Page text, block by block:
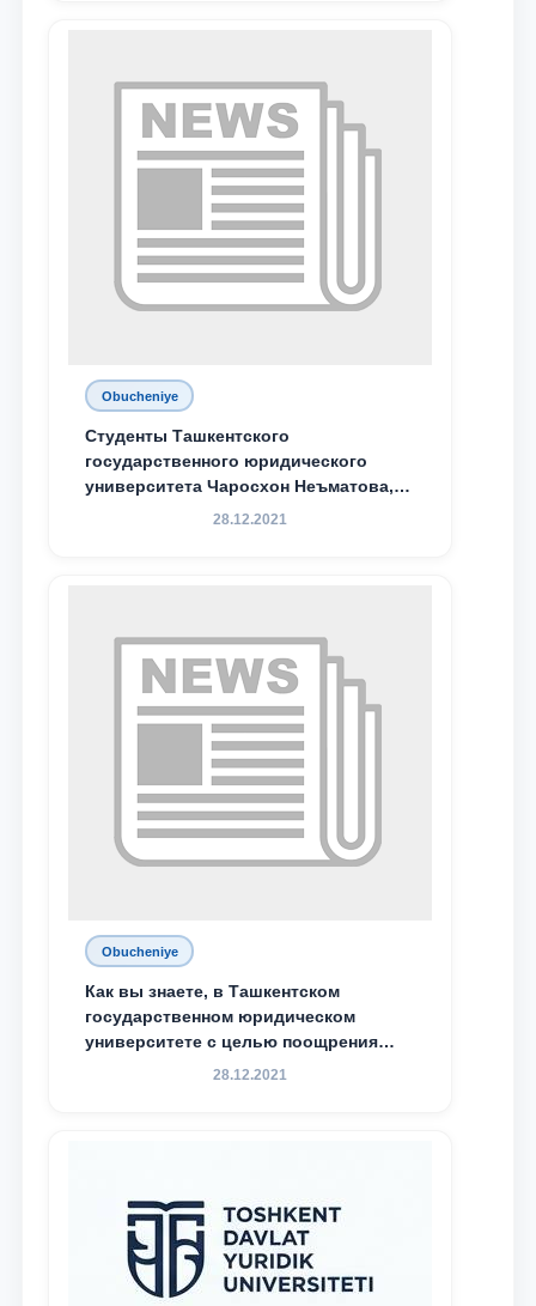
Obucheniye
Студенты Ташкентского
государственного юридического
университета Чаросхон Неъматова,
Севдо Хакимходжаева, Анбарой
специальной стипендии имени
Хадичи Сулеймановой.
28.12.2021
Obucheniye
Как вы знаете, в Ташкентском
государственном юридическом
университете с целью поощрения
талантливых, активных и
28.12.2021